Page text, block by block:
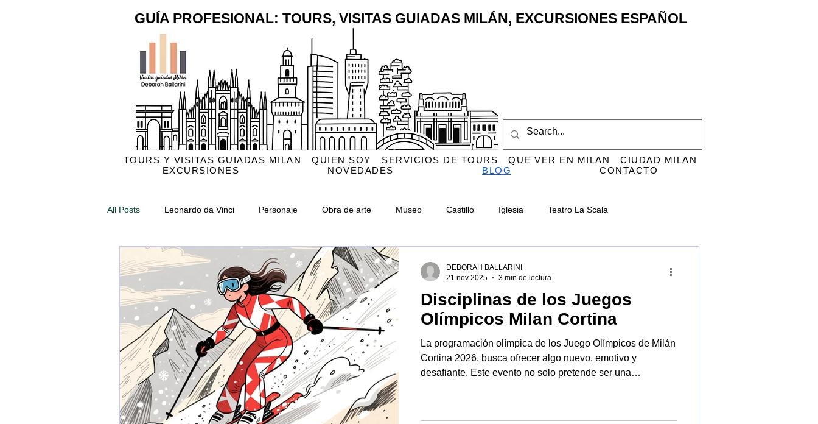
GUÍA PROFESIONAL: TOURS, VISITAS GUIADAS MILÁN, EXCURSIONES ESPAÑOL
TOURS Y VISITAS GUIADAS MILAN QUIEN SOY SERVICIOS DE TOURS QUE VER EN MILAN
CIUDAD MILAN
EXCURSIONES
NOVEDADES BLOG CONTACTO
All Posts Leonardo da Vinci Personaje Obra de arte Museo Castillo Iglesia Teatro La Scala
Catedral de Milán Crónica Monumento CityLife
Estación de trenes Código Atlántico Ciencia Arquitectura Milán Cortina San Siro Planetario
Universidad Milán
Disciplinas de los Juegos
Olímpicos Milan Cortina
La programación olímpica de los Juego Olímpicos de Milán
Cortina 2026, busca ofrecer algo nuevo, emotivo y
desafiante. Este evento no solo pretende ser una
DEBORAH BALLARINI
21 nov 2025
3 min de lectura